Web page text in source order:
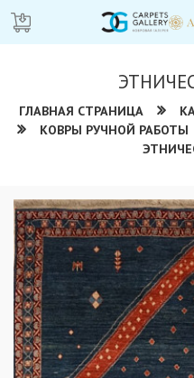
ГЛАВНАЯ СТРАНИЦА
КОВРЫ РУЧНОЙ РАБОТЫ